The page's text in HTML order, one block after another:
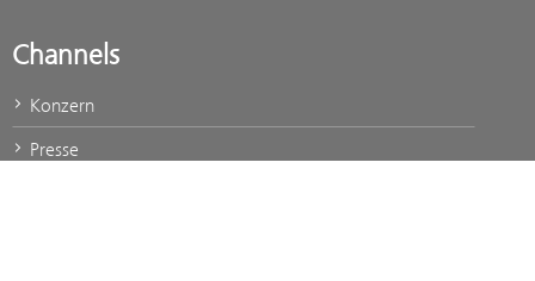
Channels
Konzern
Presse